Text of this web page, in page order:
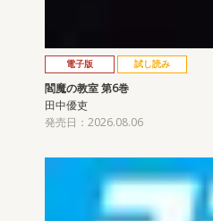
電子版 試し読み
閻魔の教室 第6巻
田中優吏
発売日：2026.08.06